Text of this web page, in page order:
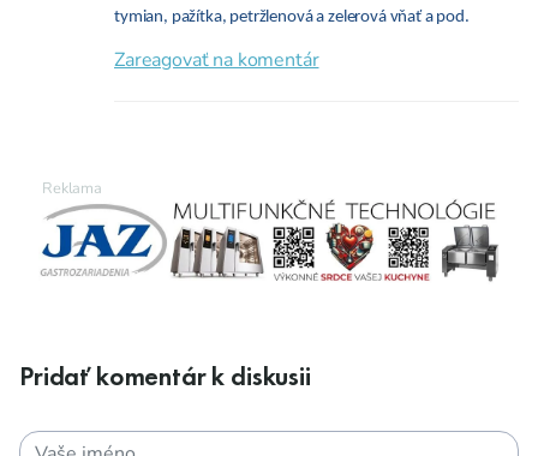
tymian, pažítka, petržlenová a zelerová vňať a pod.
Zareagovať na komentár
Pridať komentár k diskusii